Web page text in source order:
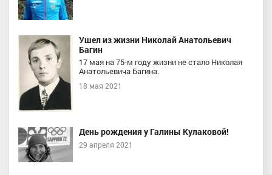
Ушел из жизни Николай Анатольевич
Багин
17 мая на 75-м году жизни не стало Николая
Анатольевича Багина.
18 мая 2021
День рождения у Галины Кулаковой!
29 апреля 2021